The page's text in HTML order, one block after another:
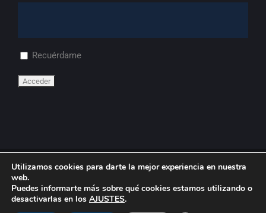
Recuérdame
Utilizamos cookies para darte la mejor experiencia en nuestra
web.
Puedes informarte más sobre qué cookies estamos utilizando o
desactivarlas en los AJUSTES.